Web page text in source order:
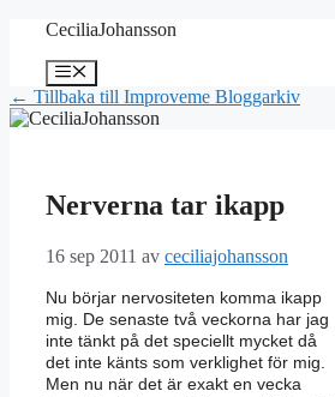
Hoppa
innehåll
CeciliaJohansson
Meny
← Tillbaka till Improveme Bloggarkiv
Nerverna tar ikapp
16 sep 2011 av ceciliajohansson
Nu börjar nervositeten komma ikapp
mig. De senaste två veckorna har jag
inte tänkt på det speciellt mycket då
det inte känts som verklighet för mig.
Men nu när det är exakt en vecka